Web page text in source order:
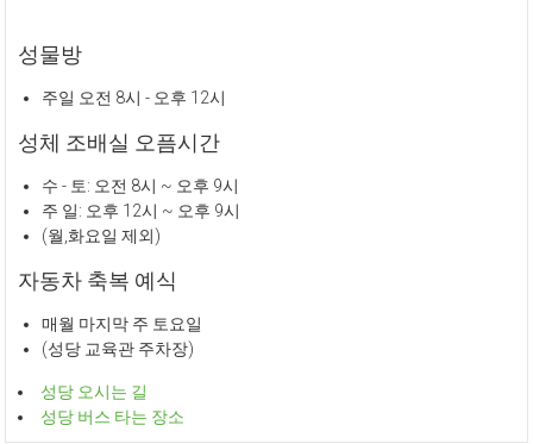
성물방
주일 오전 8시 - 오후 12시
성체 조배실 오픔시간
수 - 토: 오전 8시 ~ 오후 9시
주 일: 오후 12시 ~ 오후 9시
(월,화요일 제외)
자동차 축복 예식
매월 마지막 주 토요일
(성당 교육관 주차장)
성당 오시는 길
성당 버스 타는 장소